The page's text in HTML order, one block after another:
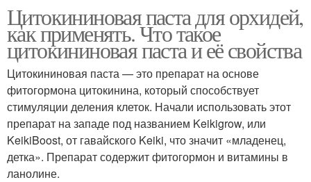
Цитокининовая паста для орхидей,
как применять. Что такое
цитокининовая паста и её свойства
Цитокининовая паста — это препарат на основе
фитогормона цитокинина, который способствует
стимуляции деления клеток. Начали использовать этот
препарат на западе под названием Keikigrow, или
KeikiBoost, от гавайского Keiki, что значит «младенец,
детка». Препарат содержит фитогормон и витамины в
ланолине.